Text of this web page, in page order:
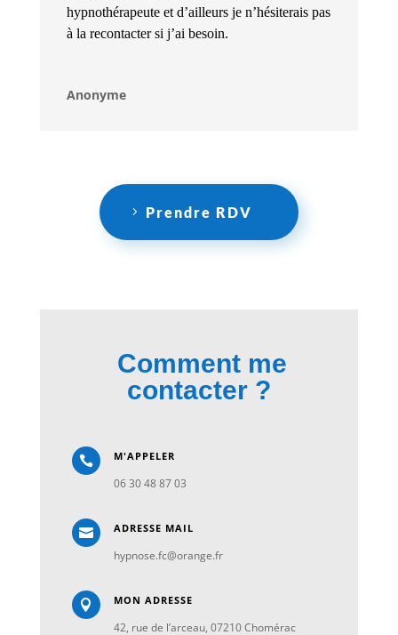
hypnothérapeute et d’ailleurs je n’hésiterais pas
à la recontacter si j’ai besoin.
Anonyme
Prendre RDV
Comment me
contacter ?
 M'APPELER
06 30 48 87 03
 ADRESSE MAIL
hypnose.fc@orange.fr
 MON ADRESSE
42, rue de l’arceau, 07210 Chomérac